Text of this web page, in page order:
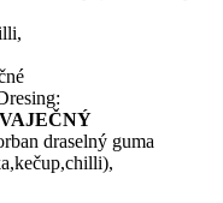
VAJEČNÝ
draselný guma